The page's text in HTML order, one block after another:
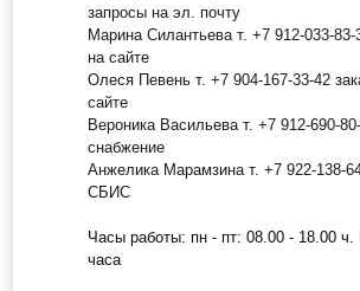
запросы на эл. почту
Марина Силантьева т. +7 912-033-83-
на сайте
Олеся Певень т. +7 904-167-33-42
сайте
Вероника Васильева т. +7 912-690-
снабжение
Анжелика Марамзина т. +7 922-138-
СБИС
Часы работы: пн - пт: 08.00 - 18.00
часа